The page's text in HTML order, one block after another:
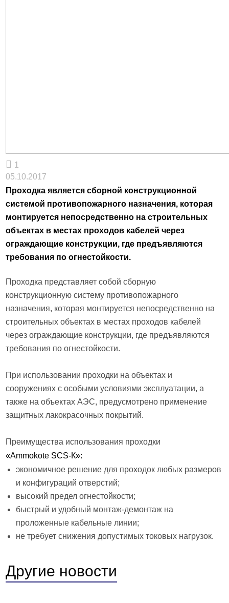
1
05.10.2017
Проходка является сборной конструкционной
системой противопожарного назначения, которая
монтируется непосредственно на строительных
объектах в местах проходов кабелей через
ограждающие конструкции, где предъявляются
требования по огнестойкости.
Проходка представляет собой сборную
конструкционную систему противопожарного
назначения, которая монтируется непосредственно на
строительных объектах в местах проходов кабелей
через ограждающие конструкции, где предъявляются
требования по огнестойкости.
При использовании проходки на объектах и
сооружениях с особыми условиями эксплуатации, а
также на объектах АЭС, предусмотрено применение
защитных лакокрасочных покрытий.
Преимущества использования проходки
«Ammokote SCS-К»:
экономичное решение для проходок любых размеров
и конфигураций отверстий;
высокий предел огнестойкости;
быстрый и удобный монтаж-демонтаж на
проложенные кабельные линии;
не требует снижения допустимых токовых нагрузок.
Другие новости